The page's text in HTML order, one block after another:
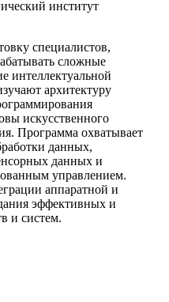
специалистов,
сложные
интеллектуальной
архитектуру
искусственного
Программа охватывает
данных,
данных и
управлением.
аппаратной и
эффективных и
и систем.